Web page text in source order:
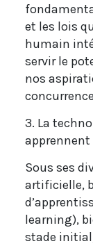
et les lois
humain
servir le
nos
3. La
apprennent
Sous ses
artificielle,
learning),
stade